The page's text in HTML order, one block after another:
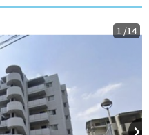
1 /14